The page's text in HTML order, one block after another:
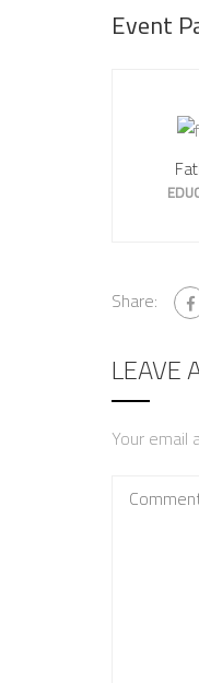
Event
Share:
LEAVE
Your email